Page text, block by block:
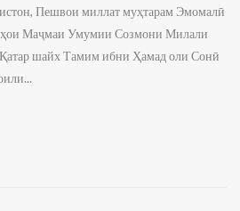
Пешвои миллат муҳтарам Эмомалӣ
Маҷмаи Умумии Созмони Милали
шайх Тамим ибни Ҳамад оли Сонӣ